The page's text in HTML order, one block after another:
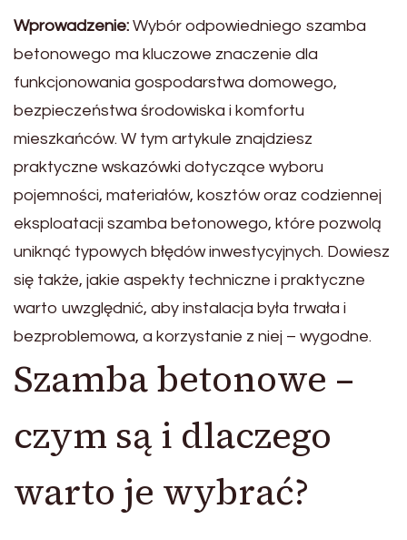
Wprowadzenie: Wybór odpowiedniego szamba
betonowego ma kluczowe znaczenie dla
funkcjonowania gospodarstwa domowego,
bezpieczeństwa środowiska i komfortu
mieszkańców. W tym artykule znajdziesz
praktyczne wskazówki dotyczące wyboru
pojemności, materiałów, kosztów oraz codziennej
eksploatacji szamba betonowego, które pozwolą
uniknąć typowych błędów inwestycyjnych. Dowiesz
się także, jakie aspekty techniczne i praktyczne
warto uwzględnić, aby instalacja była trwała i
bezproblemowa, a korzystanie z niej – wygodne.
Szamba betonowe –
czym są i dlaczego
warto je wybrać?